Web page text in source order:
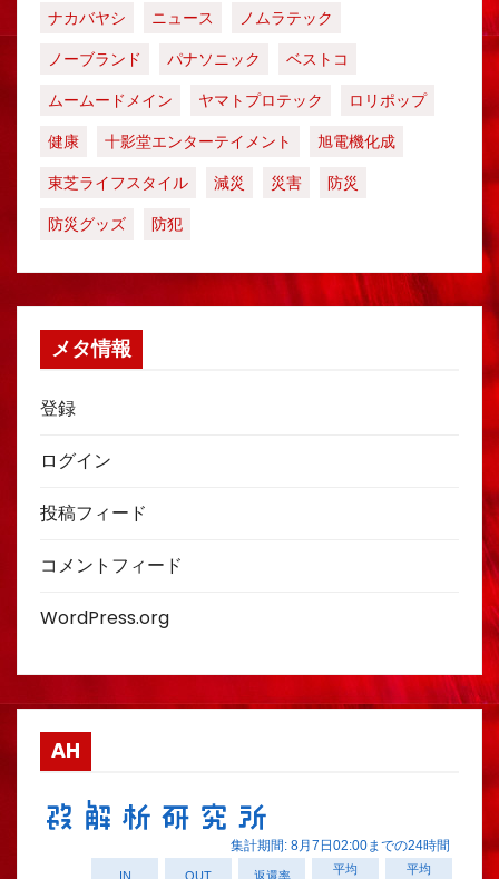
ナカバヤシ ニュース
ノムラテック
ノーブランド
パナソニック
ベストコ
ムームードメイン
ヤマトプロテック
ロリポップ
健康
十影堂エンターテイメント
旭電機化成
東芝ライフスタイル
減災 災害
防災
防災グッズ
防犯
メタ情報
登録
ログイン
投稿フィード
コメントフィード
WordPress.org
AH